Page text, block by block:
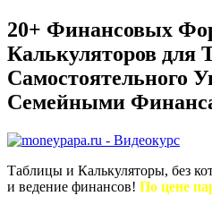
20+ Финансовых
Калькуляторов для
Самостоятельного
Семейными
Таблицы и Калькуляторы, без
и ведение финансов! По цене